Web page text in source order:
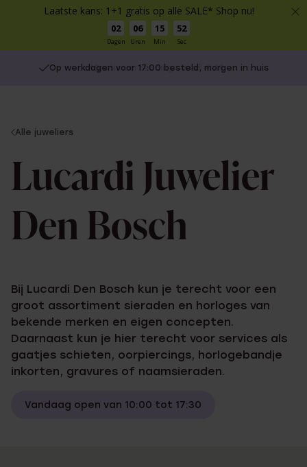
Laatste kans: 1+1 gratis op alle SALE* Shop nu!
02
Dagen
06
Uren
15
Min
51
Sec
Gratis verzending vanaf €49
You
here:
Alle juweliers
Lucardi Juwelier
Den Bosch
Bij Lucardi Den Bosch kun je terecht voor een
groot assortiment sieraden en horloges van
bekende merken en eigen concepten.
Daarnaast kun je hier terecht voor services als
gaatjes schieten, oorpiercings, horlogebandje
inkorten, gravures of naamsieraden.
Vandaag open van 10:00 tot 17:30